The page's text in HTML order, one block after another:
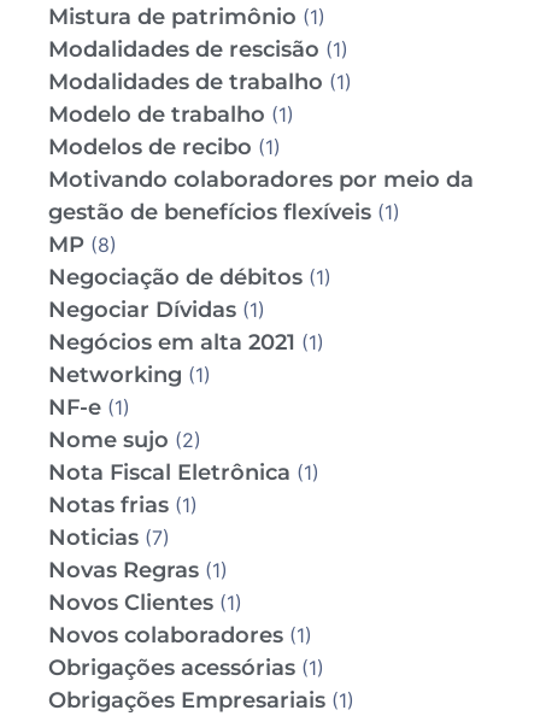
Mistura de patrimônio (1)
Modalidades de rescisão (1)
Modalidades de trabalho (1)
Modelo de trabalho (1)
Modelos de recibo (1)
Motivando colaboradores por meio da
gestão de benefícios flexíveis (1)
MP (8)
Negociação de débitos (1)
Negociar Dívidas (1)
Negócios em alta 2021 (1)
Networking (1)
NF-e (1)
Nome sujo (2)
Nota Fiscal Eletrônica (1)
Notas frias (1)
Noticias (7)
Novas Regras (1)
Novos Clientes (1)
Novos colaboradores (1)
Obrigações acessórias (1)
Obrigações Empresariais (1)